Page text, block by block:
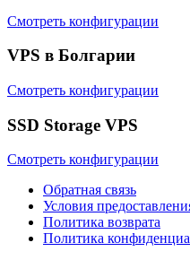
Смотреть конфигурации
VPS в Болгарии
Смотреть конфигурации
SSD Storage VPS
Смотреть конфигурации
Обратная связь
Условия
Политика возврата
Политика